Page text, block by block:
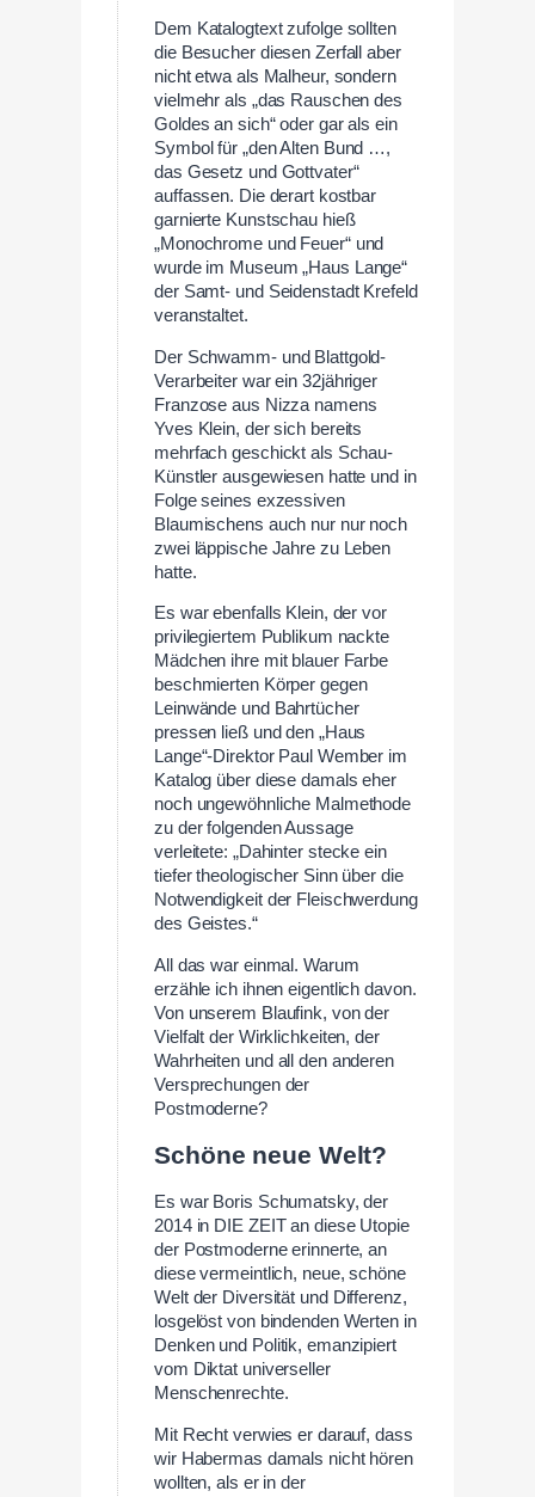
Dem Katalogtext zufolge sollten
die Besucher diesen Zerfall aber
nicht etwa als Malheur, sondern
vielmehr als „das Rauschen des
Goldes an sich“ oder gar als ein
Symbol für „den Alten Bund …,
das Gesetz und Gottvater“
auffassen. Die derart kostbar
garnierte Kunstschau hieß
„Monochrome und Feuer“ und
wurde im Museum „Haus Lange“
der Samt- und Seidenstadt Krefeld
veranstaltet.
Der Schwamm- und Blattgold-
Verarbeiter war ein 32jähriger
Franzose aus Nizza namens
Yves Klein, der sich bereits
mehrfach geschickt als Schau-
Künstler ausgewiesen hatte und in
Folge seines exzessiven
Blaumischens auch nur nur noch
zwei läppische Jahre zu Leben
hatte.
Es war ebenfalls Klein, der vor
privilegiertem Publikum nackte
Mädchen ihre mit blauer Farbe
beschmierten Körper gegen
Leinwände und Bahrtücher
pressen ließ und den „Haus
Lange“-Direktor Paul Wember im
Katalog über diese damals eher
noch ungewöhnliche Malmethode
zu der folgenden Aussage
verleitete: „Dahinter stecke ein
tiefer theologischer Sinn über die
Notwendigkeit der Fleischwerdung
des Geistes.“
All das war einmal. Warum
erzähle ich ihnen eigentlich davon.
Von unserem Blaufink, von der
Vielfalt der Wirklichkeiten, der
Wahrheiten und all den anderen
Versprechungen der
Postmoderne?
Schöne neue Welt?
Es war Boris Schumatsky, der
2014 in DIE ZEIT an diese Utopie
der Postmoderne erinnerte, an
diese vermeintlich, neue, schöne
Welt der Diversität und Differenz,
losgelöst von bindenden Werten in
Denken und Politik, emanzipiert
vom Diktat universeller
Menschenrechte.
Mit Recht verwies er darauf, dass
wir Habermas damals nicht hören
wollten, als er in der